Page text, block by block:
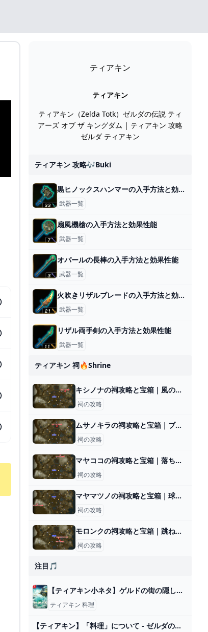
ティアキン
ティアキン
ティアキン（Zelda Totk）ゼルダの伝説 ティ
アーズ オブ ザ キングダム | ティアキン 攻略
ゼルダ ティアキン
ティアキン 攻略🎶buki
黒ヒノックスハンマーの入手方法と効果性能
武器一覧
扇風機槍の入手方法と効果性能
武器一覧
オパールの長棒の入手方法と効果性能
武器一覧
火吹きリザルブレードの入手方法と効果性能
武器一覧
リザル両手剣の入手方法と効果性能
武器一覧
ティアキン 祠🔥shrine
キシノナの祠攻略と宝箱｜風のちから
祠の攻略
ムサノキラの祠攻略と宝箱｜ブラブラと
祠の攻略
マヤココの祠攻略と宝箱｜落ちる刹那
祠の攻略
マヤマツノの祠攻略と宝箱｜球の通り道
祠の攻略
モロンクの祠攻略と宝箱｜跳ね飛ばすもの
祠の攻略
注目🎵
【ティアキン小ネタ】ゲルドの街の隠し要素裏セリフ【ゼルダ】 - Voyage Bibliomaniac
ティアキン 料理
【ティアキン】「料理」について - ゼルダの伝説 ティアーズオブザキングダム 攻略Wiki ティアキン ： ヘイグ攻略まとめWiki